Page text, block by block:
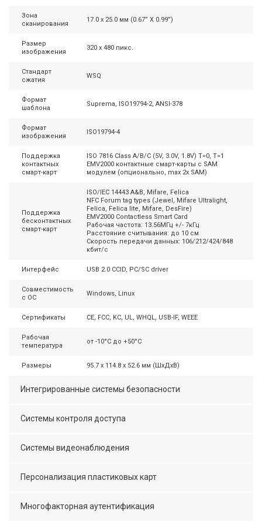
Зона
сканирования
17.0 x 25.0 мм (0.67” X 0.99”)
Размер
изображения
320 x 480 пикс.
Стандарт
сжатия
WSQ
Формат
шаблона
Suprema, ISO19794-2, ANSI-378
Формат
изображения
ISO19794-4
Поддержка
контактных
смарт-карт
ISO 7816 Class A/B/C (5V, 3.0V, 1.8V) T=0, T=1
EMV2000 контактные смарт-карты с SAM
модулем (опционально, max 2x SAM)
Поддержка
бесконтактных
смарт-карт
ISO/IEC 14443 A&B, Mifare, Felica
NFC Forum tag types (Jewel, Mifare Ultralight,
Felica, Felica lite, Mifare, DesFire)
EMV2000 Contactless Smart Card
Рабочая частота: 13.56МГц +/- 7кГц
Расстояние считывания: до 10 см
Скорость передачи данных: 106/212/424/848
кбит/с
Интерфейс USB 2.0 CCID, PC/SC driver
Совместимость
с ОС
Windows, Linux
Сертификаты CE, FCC, KC, UL, WHQL, USB-IF, WEEE
Рабочая
температура
от -10°C до +50°C
Размеры 95.7 x 114.8 x 52.6 мм (ШxДxВ)
Интегрированные системы безопасности
Системы контроля доступа
Системы видеонаблюдения
Персонализация пластиковых карт
Многофакторная аутентификация